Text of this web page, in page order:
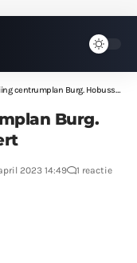
Burg. Hobusstraat in Nederweert
Burg.
2023 14:49
1 reactie